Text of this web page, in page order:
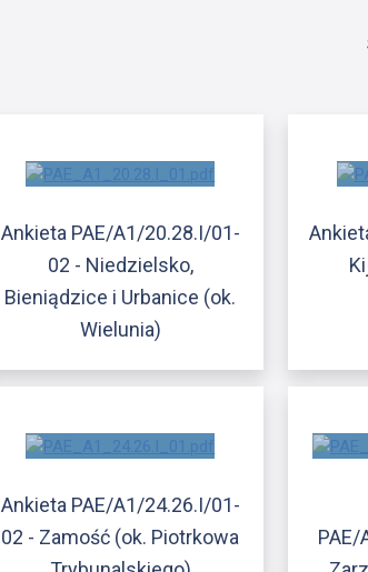
Ankieta PAE/A1/20.28.I/01-
02 - Niedzielsko,
Bieniądzice i Urbanice (ok.
Wielunia)
Ankieta PAE/A1/24.26.I/01-
02 - Zamość (ok. Piotrkowa